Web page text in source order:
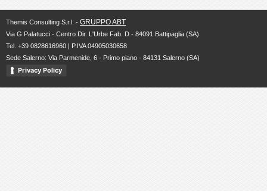
Themis Consulting S.r.l. - GRUPPO ABT
Via G.Palatucci - Centro Dir. L'Urbe Fab. D - 84091 Battipaglia (SA)
Tel. +39 0828616960 | P.IVA 04905030658
Sede Salerno: Via Parmenide, 6 - Primo piano - 84131 Salerno (SA)
Privacy Policy